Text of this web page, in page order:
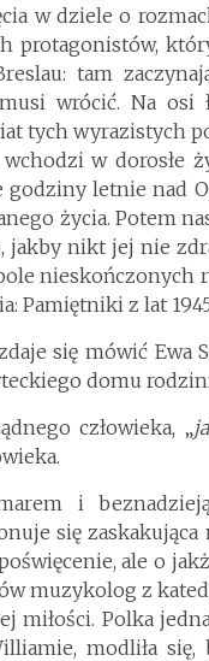
w dziele o
protagonistów,
tam
wrócić. Na osi
tych wyrazistych
w dorosłe
godziny letnie nad
życia. Potem
nikt jej nie
nieskończonych
Pamiętniki z lat
się mówić Ewa
domu
człowieka, „
i
się
ale o
muzykolog z
miłości. Polka
modliła